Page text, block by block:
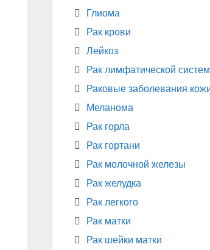
Глиома
Рак крови
Лейкоз
Рак лимфатической
Раковые заболевания
Меланома
Рак горла
Рак гортани
Рак молочной железы
Рак желудка
Рак легкого
Рак матки
Рак шейки матки